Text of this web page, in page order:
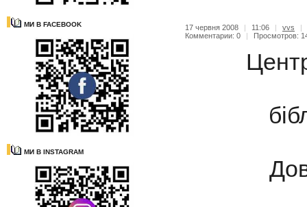
МИ В FACEBOOK
МИ В INSTAGRAM
17 червня 2008 | 11:06 | vvs
|
Комментарии: 0
| Просмотров: